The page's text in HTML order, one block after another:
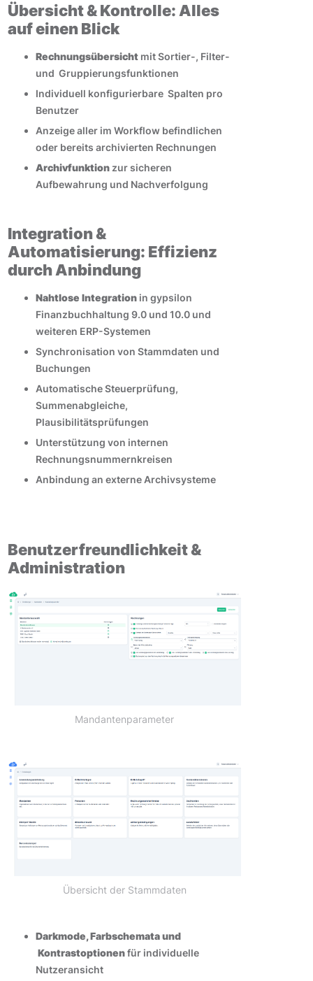
Übersicht & Kontrolle: Alles
auf einen Blick
Rechnungsübersicht mit Sortier-, Filter-
und Gruppierungsfunktionen
Individuell konfigurierbare Spalten pro
Benutzer
Anzeige aller im Workflow befindlichen
oder bereits archivierten Rechnungen
Archivfunktion zur sicheren
Aufbewahrung und Nachverfolgung
Integration &
Automatisierung: Effizienz
durch Anbindung
Nahtlose Integration in gypsilon
Finanzbuchhaltung 9.0 und 10.0 und
weiteren ERP-Systemen
Synchronisation von Stammdaten und
Buchungen
Automatische Steuerprüfung,
Summenabgleiche,
Plausibilitätsprüfungen
Unterstützung von internen
Rechnungsnummernkreisen
Anbindung an externe Archivsysteme
Benutzerfreundlichkeit &
Administration
Mandantenparameter
Übersicht der Stammdaten
Darkmode, Farbschemata und
Kontrastoptionenfür individuelle
Nutzeransicht